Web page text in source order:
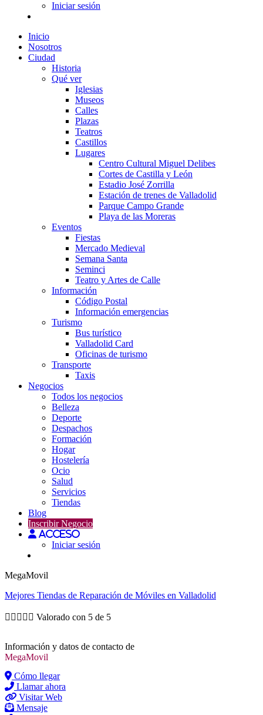
Iniciar sesión
Inicio
Nosotros
Ciudad
Historia
Qué ver
Iglesias
Museos
Calles
Plazas
Teatros
Castillos
Lugares
Centro Cultural Miguel Delibes
Cortes de Castilla y León
Estadio José Zorrilla
Estación de trenes de Valladolid
Parque Campo Grande
Playa de las Moreras
Eventos
Fiestas
Mercado Medieval
Semana Santa
Seminci
Teatro y Artes de Calle
Información
Código Postal
Información emergencias
Turismo
Bus turístico
Valladolid Card
Oficinas de turismo
Transporte
Taxis
Negocios
Todos los negocios
Belleza
Deporte
Despachos
Formación
Hogar
Hostelería
Ocio
Salud
Servicios
Tiendas
Blog
Inscribir Negocio
Acceso
Iniciar sesión
MegaMovil
Mejores Tiendas de Reparación de Móviles en Valladolid
     Valorado con 5 de 5
Información y datos de contacto de
MegaMovil
Cómo llegar
Llamar ahora
Visitar Web
Mensaje